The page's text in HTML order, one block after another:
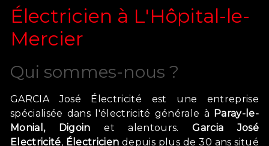
Électricien à L'Hôpital-le-
Mercier
Qui sommes-nous ?
GARCIA José Électricité est une entreprise
spécialisée dans l'électricité générale à Paray-le-
Monial, Digoin et alentours.Garcia José
Electricité, Électricien depuis plus de 30 ans situé